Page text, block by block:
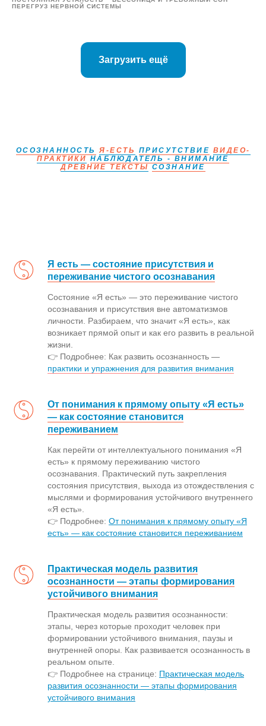
ПЕРЕГРУЗ НЕРВНОЙ СИСТЕМЫ
Загрузить ещё
ОСОЗНАННОСТЬ Я-ЕСТЬ ПРИСУТСТВИЕ ВИДЕО-
ПРАКТИКИ НАБЛЮДАТЕЛЬ - ВНИМАНИЕ
ДРЕВНИЕ ТЕКСТЫ СОЗНАНИЕ
Я есть — состояние присутствия и
переживание чистого осознавания
Состояние «Я есть» — это переживание чистого
осознавания и присутствия вне автоматизмов
личности. Разбираем, что значит «Я есть», как
возникает прямой опыт и как его развить в реальной
жизни.
👉 Подробнее: Как развить осознанность —
практики и упражнения для развития внимания
От понимания к прямому опыту «Я есть»
— как состояние становится
переживанием
Как перейти от интеллектуального понимания «Я
есть» к прямому переживанию чистого
осознавания. Практический путь закрепления
состояния присутствия, выхода из отождествления с
мыслями и формирования устойчивого внутреннего
«Я есть».
👉 Подробнее: От понимания к прямому опыту «Я
есть» — как состояние становится переживанием
Практическая модель развития
осознанности — этапы формирования
устойчивого внимания
Практическая модель развития осознанности:
этапы, через которые проходит человек при
формировании устойчивого внимания, паузы и
внутренней опоры. Как развивается осознанность в
реальном опыте.
👉 Подробнее на странице: Практическая модель
развития осознанности — этапы формирования
устойчивого внимания